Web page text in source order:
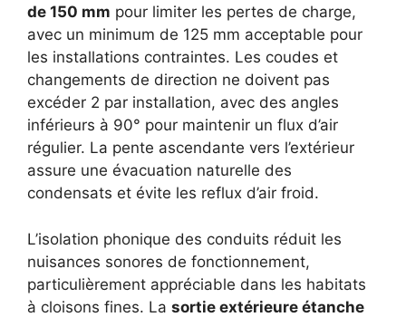
de 150 mm pour limiter les pertes de charge,
avec un minimum de 125 mm acceptable pour
les installations contraintes. Les coudes et
changements de direction ne doivent pas
excéder 2 par installation, avec des angles
inférieurs à 90° pour maintenir un flux d’air
régulier. La pente ascendante vers l’extérieur
assure une évacuation naturelle des
condensats et évite les reflux d’air froid.
L’isolation phonique des conduits réduit les
nuisances sonores de fonctionnement,
particulièrement appréciable dans les habitats
à cloisons fines. La sortie extérieure étanche